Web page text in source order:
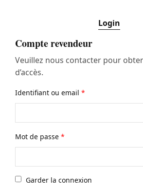
Login
Compte revendeur
Veuillez nous contacter pour
d’accès.
Identifiant ou email*
Mot de passe*
Garder la connexion